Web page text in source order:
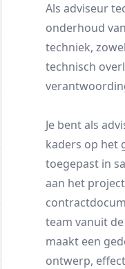
Als adviseur
onderhoud
techniek,
technisch
Je bent als
kaders op het
toegepast in
aan het
team vanuit
maakt een
ontwerp,